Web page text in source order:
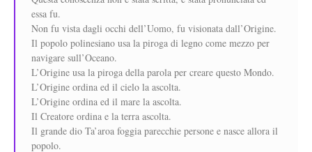
essa fu.
Non fu vista dagli occhi dell’Uomo, fu visionata dall’Origine.
Il popolo polinesiano usa la piroga di legno come mezzo per
navigare sull’Oceano.
L’Origine usa la piroga della parola per creare questo Mondo.
L’Origine ordina ed il cielo la ascolta.
L’Origine ordina ed il mare la ascolta.
Il Creatore ordina e la terra ascolta.
Il grande dio Ta’aroa foggia parecchie persone e nasce allora il
popolo.